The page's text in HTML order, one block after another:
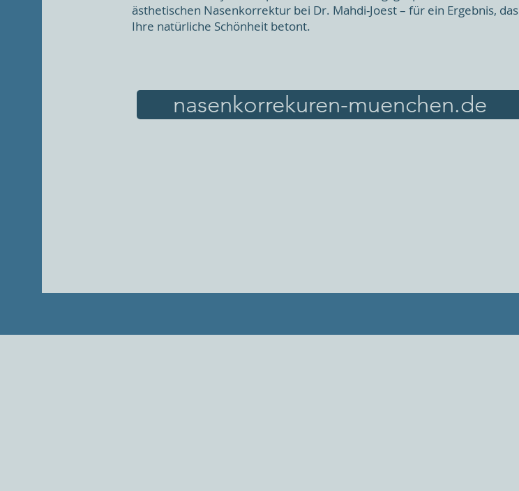
ästhetischen Nasenkorrektur bei Dr. Mahdi-Joest – für ein Ergebnis, das
Ihre natürliche Schönheit betont.
nasenkorrekuren-muenchen.de